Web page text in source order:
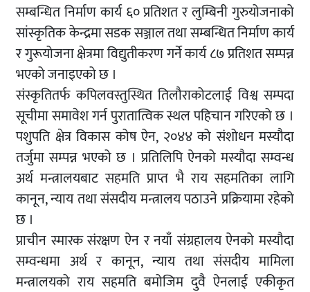
सम्बन्धित निर्माण कार्य ६० प्रतिशत र लुम्बिनी गुरुयोजनाको
सांस्कृतिक केन्द्रमा सडक सञ्जाल तथा सम्बन्धित निर्माण कार्य
र गुरूयोजना क्षेत्रमा विद्युतीकरण गर्ने कार्य ८७ प्रतिशत सम्पन्न
भएको जनाइएको छ ।
संस्कृतितर्फ कपिलवस्तुस्थित तिलौराकोटलाई विश्व सम्पदा
सूचीमा समावेश गर्न पुरातात्विक स्थल पहिचान गरिएको छ ।
पशुपति क्षेत्र विकास कोष ऐन, २०४४ को संशोधन मस्यौदा
तर्जुमा सम्पन्न भएको छ । प्रतिलिपि ऐनको मस्यौदा सम्वन्ध
अर्थ मन्त्रालयबाट सहमति प्राप्त भै राय सहमतिका लागि
कानून, न्याय तथा संसदीय मन्त्रालय पठाउने प्रक्रियामा रहेको
छ ।
प्राचीन स्मारक संरक्षण ऐन र नयाँ संग्रहालय ऐनको मस्यौदा
सम्वन्धमा अर्थ र कानून, न्याय तथा संसदीय मामिला
मन्त्रालयको राय सहमति बमोजिम दुवै ऐनलाई एकीकृत